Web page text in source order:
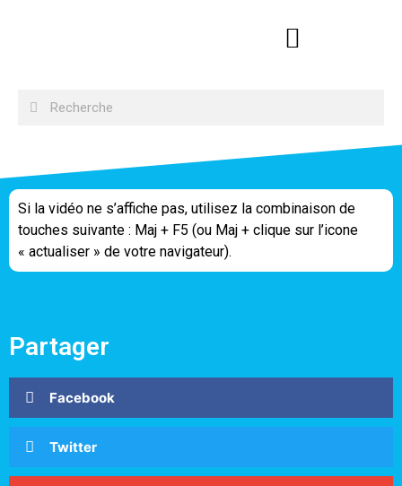
Si la vidéo ne s’affiche pas, utilisez la combinaison de
touches suivante : Maj + F5 (ou Maj + clique sur l’icone
« actualiser » de votre navigateur).
Partager
Facebook
Twitter